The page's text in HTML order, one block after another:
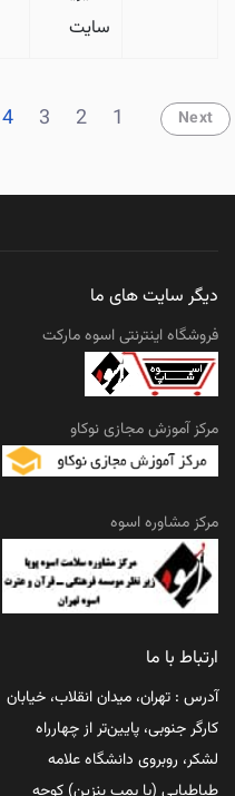
سایت
Next
1
2
3
4
دیگر سایت های ما
فروشگاه اینترنتی اسوه مارکت
مرکز آموزش مجازی نوکاو
مرکز مشاوره اسوه
ارتباط با ما
آدرس : تهران، میدان انقلاب، خیابان
کارگر جنوبی، پایین‌تر از چهارراه
لشکر، روبروی دانشگاه علامه
طباطبایی (یا پمپ بنزین) کوچه